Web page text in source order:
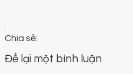
Để lại một bình luận